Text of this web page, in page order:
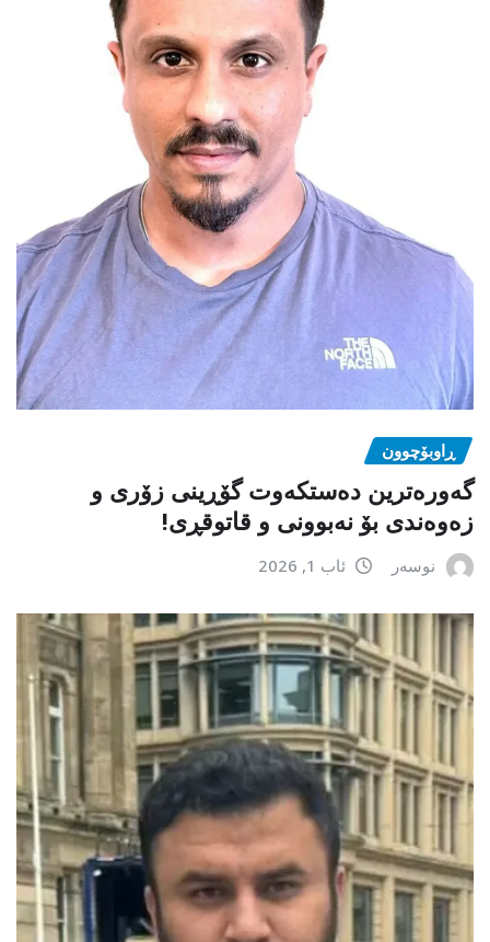
ڕاوبۆچوون
گەورەترین دەستکەوت گۆڕینی زۆری و
زەوەندی بۆ نەبوونی و قاتوقڕی!
نوسەر ئاب 1, 2026